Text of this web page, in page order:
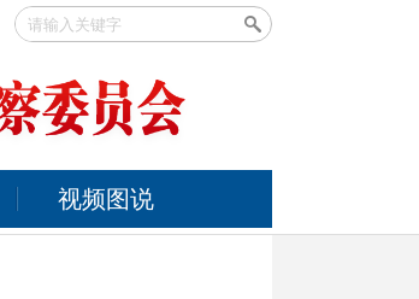
视频图说